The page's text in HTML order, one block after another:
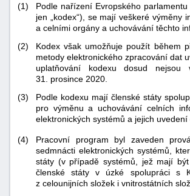
(1)
Podle nařízení Evropského
jen „kodex“), se mají veškeré výměny
a celními orgány a uchovávání těchto
(2)
Kodex však umožňuje použít během
metody elektronického zpracování dat
uplatňování kodexu dosud
31. prosince 2020.
(3)
Podle kodexu mají členské státy
pro výměnu a uchovávání celních
elektronických systémů a jejich uvedení
(4)
Pracovní program byl zaveden
sedmnácti elektronických systémů,
státy (v případě systémů, jež mají
členské státy v úzké spolupráci s
z celounijních složek i vnitrostátních